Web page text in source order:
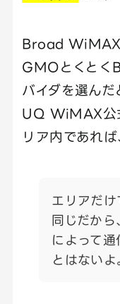
Broad WiMAX
GMOとくとく
バイダを選ん
UQ WiMAX公
リア内であれば
エリアだ
同じだから
によって通
とはないよ